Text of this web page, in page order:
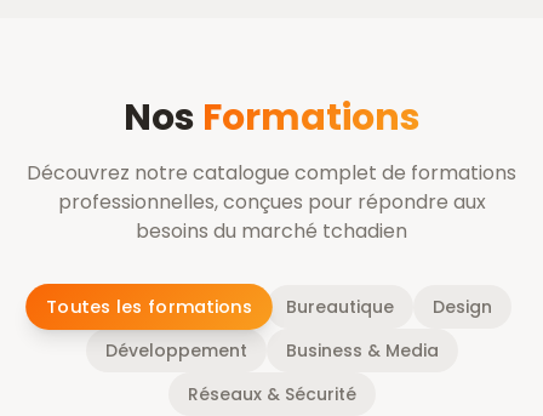
Nos Formations
Découvrez notre catalogue complet de formations
professionnelles, conçues pour répondre aux
besoins du marché tchadien
Toutes les formations Bureautique
Design
Développement
Business & Media
Réseaux & Sécurité